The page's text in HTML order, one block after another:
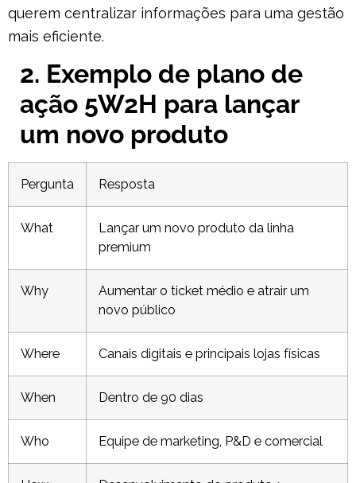
querem centralizar informações para uma gestão
mais eficiente.
2. Exemplo de plano de
ação 5W2H para lançar
um novo produto
Pergunta Resposta
What
Lançar um novo produto da linha
premium
Why
Aumentar o ticket médio e atrair um
novo público
Where Canais digitais e principais lojas físicas
When Dentro de 90 dias
Who Equipe de marketing, P&D e comercial